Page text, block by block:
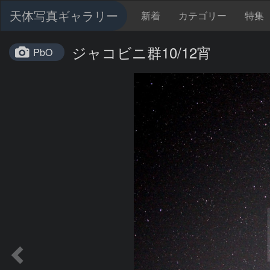
天体写真ギャラリー 新着 カテゴリー 特集
PbO ジャコビニ群10/12宵